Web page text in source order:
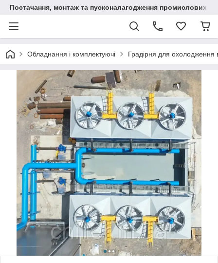
Постачання, монтаж та пусконалагодження промислових
Обладнання і комплектуючі Градірня для охолодження